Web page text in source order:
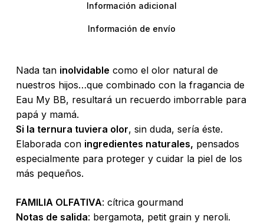
Información adicional
Información de envío
Nada tan inolvidable como el olor natural de
nuestros hijos…que combinado con la fragancia de
Eau My BB, resultará un recuerdo imborrable para
papá y mamá.
Si la ternura tuviera olor, sin duda, sería éste.
Elaborada con ingredientes naturales, pensados
especialmente para proteger y cuidar la piel de los
más pequeños.
FAMILIA OLFATIVA: cítrica gourmand
Notas de salida: bergamota, petit grain y neroli.